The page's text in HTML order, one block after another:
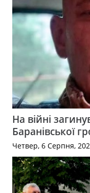
На війні
Баранівської
Четвер, 6 Серпня,